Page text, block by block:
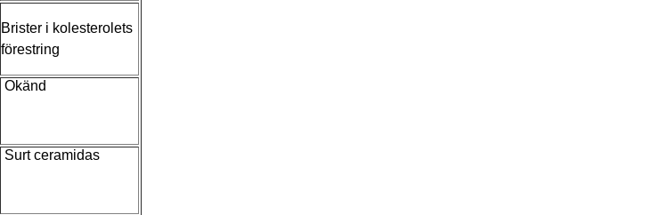
Brister i kolesterolets
förestring
Okänd
Surt ceramidas